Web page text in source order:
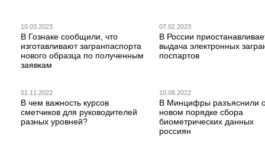
10.03.2023
В Гознаке сообщили, что
изготавливают загранпаспорта
нового образца по полученным
заявкам
07.02.2023
В России
выдача электронных
поспартов
01.11.2022
В чем важность курсов
сметчиков для руководителей
разных уровней?
10.08.2022
В Минцифры разъяснили
новом порядке сбора
биометрических данных
россиян